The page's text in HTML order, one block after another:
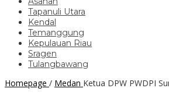
Tapanuli Utara
Kendal
Temanggung
Kepulauan Riau
Sragen
Tulangbawang
Homepage / Medan Ketua DPW PWDPI